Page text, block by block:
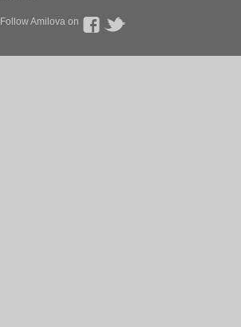
Follow Amilova on